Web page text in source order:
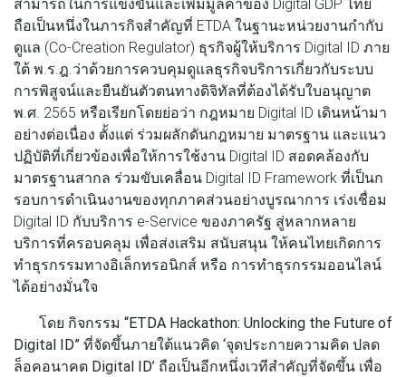
ถือเป็นหนึ่งในภารกิจสำคัญที่ ETDA ในฐานะหน่วยงานกำกับ
ดูแล (Co-Creation Regulator) ธุรกิจผู้ให้บริการ Digital ID ภาย
ใต้ พ.ร.ฎ.ว่าด้วยการควบคุมดูแลธุรกิจบริการเกี่ยวกับระบบ
การพิสูจน์และยืนยันตัวตนทางดิจิทัลที่ต้องได้รับใบอนุญาต
พ.ศ. 2565 หรือเรียกโดยย่อว่า กฎหมาย Digital ID เดินหน้ามา
อย่างต่อเนื่อง ตั้งแต่ ร่วมผลักดันกฎหมาย มาตรฐาน และแนว
ปฏิบัติที่เกี่ยวข้องเพื่อให้การใช้งาน Digital ID สอดคล้องกับ
มาตรฐานสากล ร่วมขับเคลื่อน Digital ID Framework ที่เป็นก
รอบการดำเนินงานของทุกภาคส่วนอย่างบูรณาการ เร่งเชื่อม
Digital ID กับบริการ e-Service ของภาครัฐ สู่หลากหลาย
บริการที่ครอบคลุม เพื่อส่งเสริม สนับสนุน ให้คนไทยเกิดการ
ทำธุรกรรมทางอิเล็กทรอนิกส์ หรือ การทำธุรกรรมออนไลน์
ได้อย่างมั่นใจ
โดย กิจกรรม “ETDA Hackathon: Unlocking the Future of
Digital ID” ที่จัดขึ้นภายใต้แนวคิด ‘จุดประกายความคิด ปลด
ล็อคอนาคต Digital ID’ ถือเป็นอีกหนึ่งเวทีสำคัญที่จัดขึ้น เพื่อ